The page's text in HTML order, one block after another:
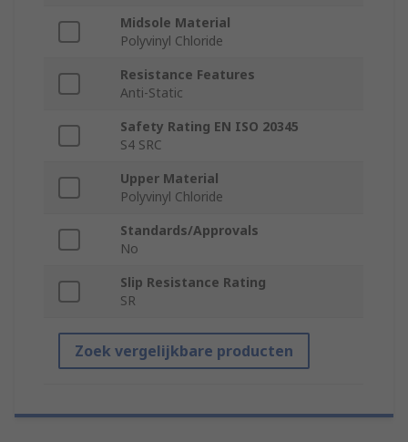
Midsole Material
Polyvinyl Chloride
Resistance Features
Anti-Static
Safety Rating EN ISO 20345
S4 SRC
Upper Material
Polyvinyl Chloride
Standards/Approvals
No
Slip Resistance Rating
SR
Zoek vergelijkbare producten